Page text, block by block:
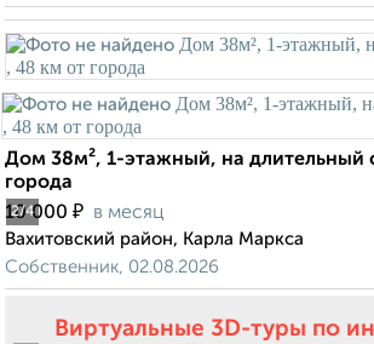
2/4
Дом 38м², 1-этажный, на длительный
города
10 000 ₽ в месяц
Вахитовский район, Карла Маркса
Собственник, 02.08.2026
Виртуальные 3D-туры по